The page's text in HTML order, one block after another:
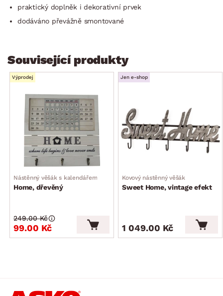
praktický doplněk i dekorativní prvek
dodáváno převážně smontované
Související produkty
Výprodej
Nástěnný věšák s kalendářem
Home, dřevěný
99.00 Kč
249.00 Kč
Jen e-shop
Kovový nástěnný věšák
Sweet Home, vintage efekt
1 049.00 Kč